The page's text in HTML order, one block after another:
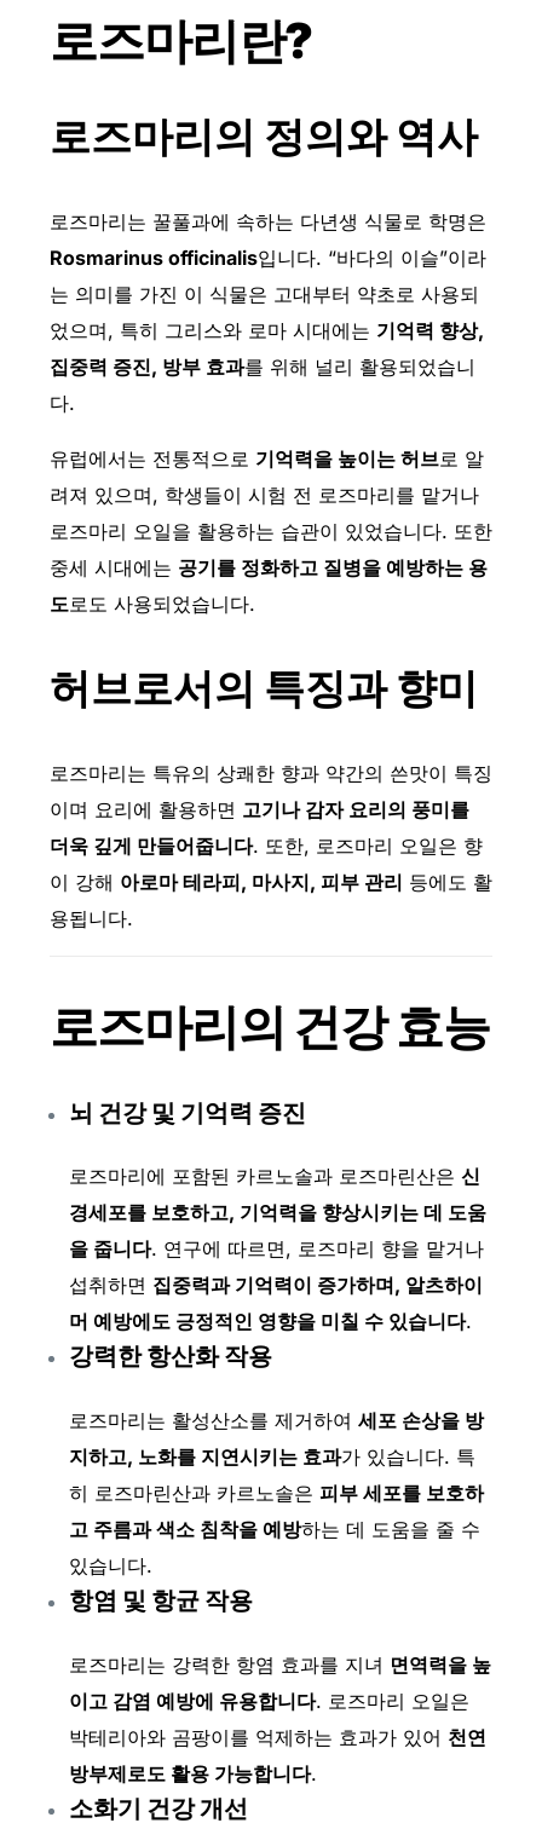
로즈마리란?
로즈마리의 정의와 역사
로즈마리는 꿀풀과에 속하는 다년생 식물로 학명은
Rosmarinus officinalis입니다. “바다의 이슬”이라
는 의미를 가진 이 식물은 고대부터 약초로 사용되
었으며, 특히 그리스와 로마 시대에는 기억력 향상,
집중력 증진, 방부 효과를 위해 널리 활용되었습니
다.
유럽에서는 전통적으로 기억력을 높이는 허브로 알
려져 있으며, 학생들이 시험 전 로즈마리를 맡거나
로즈마리 오일을 활용하는 습관이 있었습니다. 또한
중세 시대에는 공기를 정화하고 질병을 예방하는 용
도로도 사용되었습니다.
허브로서의 특징과 향미
로즈마리는 특유의 상쾌한 향과 약간의 쓴맛이 특징
이며 요리에 활용하면 고기나 감자 요리의 풍미를
더욱 깊게 만들어줍니다. 또한, 로즈마리 오일은 향
이 강해 아로마 테라피, 마사지, 피부 관리 등에도 활
용됩니다.
로즈마리의 건강 효능
뇌 건강 및 기억력 증진
로즈마리에 포함된 카르노솔과 로즈마린산은 신
경세포를 보호하고, 기억력을 향상시키는 데 도움
을 줍니다. 연구에 따르면, 로즈마리 향을 맡거나
섭취하면 집중력과 기억력이 증가하며, 알츠하이
머 예방에도 긍정적인 영향을 미칠 수 있습니다.
강력한 항산화 작용
로즈마리는 활성산소를 제거하여 세포 손상을 방
지하고, 노화를 지연시키는 효과가 있습니다. 특
히 로즈마린산과 카르노솔은 피부 세포를 보호하
고 주름과 색소 침착을 예방하는 데 도움을 줄 수
있습니다.
항염 및 항균 작용
로즈마리는 강력한 항염 효과를 지녀 면역력을 높
이고 감염 예방에 유용합니다. 로즈마리 오일은
박테리아와 곰팡이를 억제하는 효과가 있어 천연
방부제로도 활용 가능합니다.
소화기 건강 개선